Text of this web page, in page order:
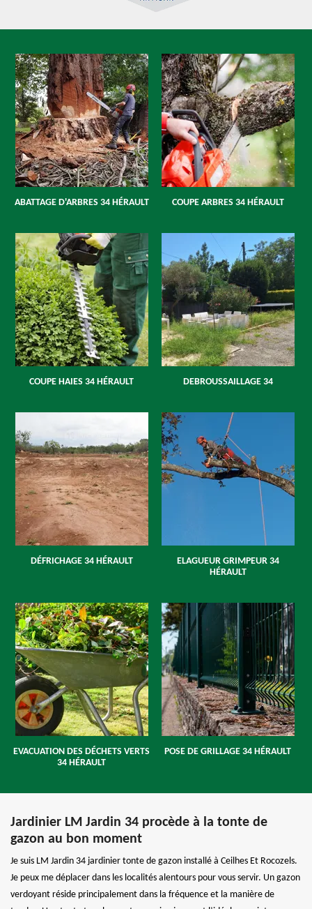
ABATTAGE D'ARBRES 34 HÉRAULT COUPE ARBRES 34 HÉRAULT
COUPE HAIES 34 HÉRAULT DEBROUSSAILLAGE 34
DÉFRICHAGE 34 HÉRAULT
ELAGUEUR GRIMPEUR 34
HÉRAULT
EVACUATION DES DÉCHETS VERTS
34 HÉRAULT
POSE DE GRILLAGE 34 HÉRAULT
Jardinier LM Jardin 34 procède à la tonte de
gazon au bon moment
Je suis LM Jardin 34 jardinier tonte de gazon installé à Ceilhes Et Rocozels.
Je peux me déplacer dans les localités alentours pour vous servir. Un gazon
verdoyant réside principalement dans la fréquence et la manière de